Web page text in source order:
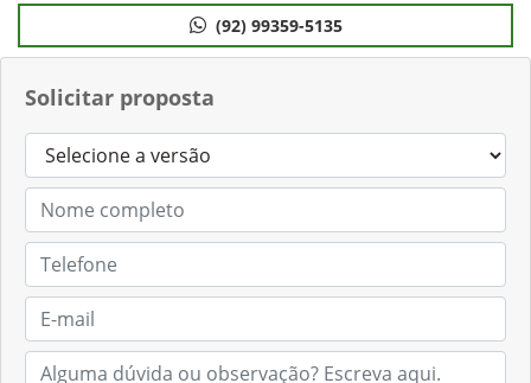
Solicitar proposta
(92) 99359-5135